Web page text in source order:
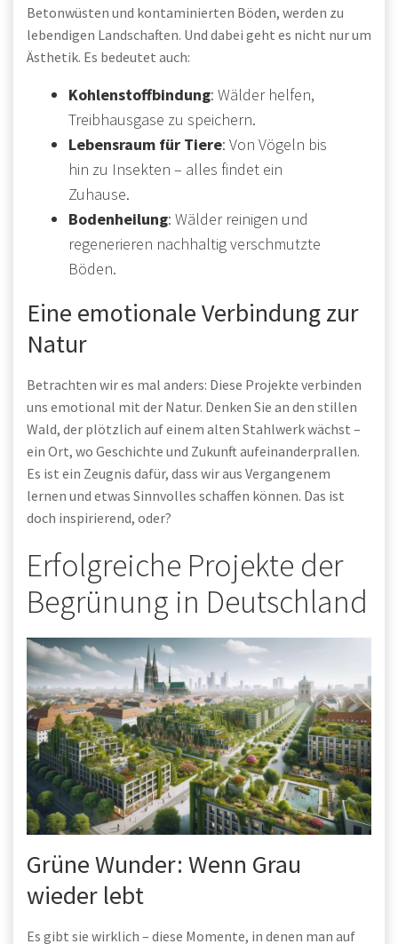
Betonwüsten und kontaminierten Böden, werden zu
lebendigen Landschaften. Und dabei geht es nicht nur um
Ästhetik. Es bedeutet auch:
Kohlenstoffbindung: Wälder helfen,
Treibhausgase zu speichern.
Lebensraum für Tiere: Von Vögeln bis
hin zu Insekten – alles findet ein
Zuhause.
Bodenheilung: Wälder reinigen und
regenerieren nachhaltig verschmutzte
Böden.
Eine emotionale Verbindung zur
Natur
Betrachten wir es mal anders: Diese Projekte verbinden
uns emotional mit der Natur. Denken Sie an den stillen
Wald, der plötzlich auf einem alten Stahlwerk wächst –
ein Ort, wo Geschichte und Zukunft aufeinanderprallen.
Es ist ein Zeugnis dafür, dass wir aus Vergangenem
lernen und etwas Sinnvolles schaffen können. Das ist
doch inspirierend, oder?
Erfolgreiche Projekte der
Begrünung in Deutschland
Grüne Wunder: Wenn Grau
wieder lebt
Es gibt sie wirklich – diese Momente, in denen man auf